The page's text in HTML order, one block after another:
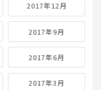
2017年12月
2017年9月
2017年6月
2017年3月